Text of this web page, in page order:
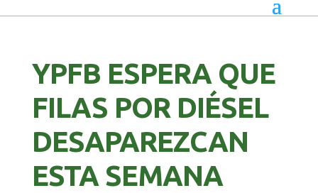
YPFB ESPERA QUE
FILAS POR DIÉSEL
DESAPAREZCAN
ESTA SEMANA